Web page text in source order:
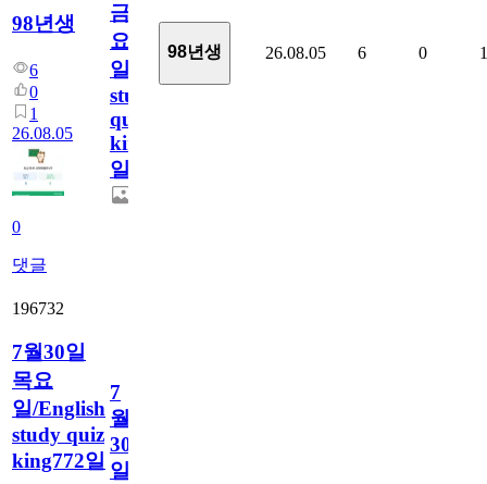
98년생
6
0
1
26.08.05
0
댓글
금
요
일/English
study
quiz
king773
일
98년생 26.08.05 6 0 1
196732
7월30일
목요
일/English
study quiz
king772일
7
월
30
일